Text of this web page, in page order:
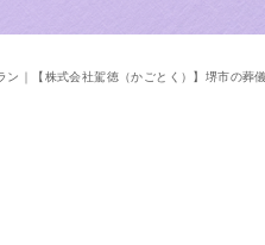
ン｜【株式会社駕徳（かごとく）】堺市の葬